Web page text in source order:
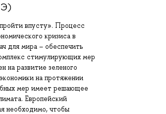
впусту». Процесс
кризиса в
для мира – обеспечить
стимулирующих мер
на развитие зеленого
на протяжении
мер имеет решающее
Европейский
необходимо, чтобы